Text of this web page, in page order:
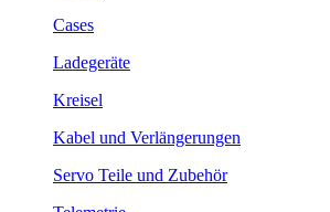
Cases
Ladegeräte
Kreisel
Kabel und Verlängerungen
Servo Teile und Zubehör